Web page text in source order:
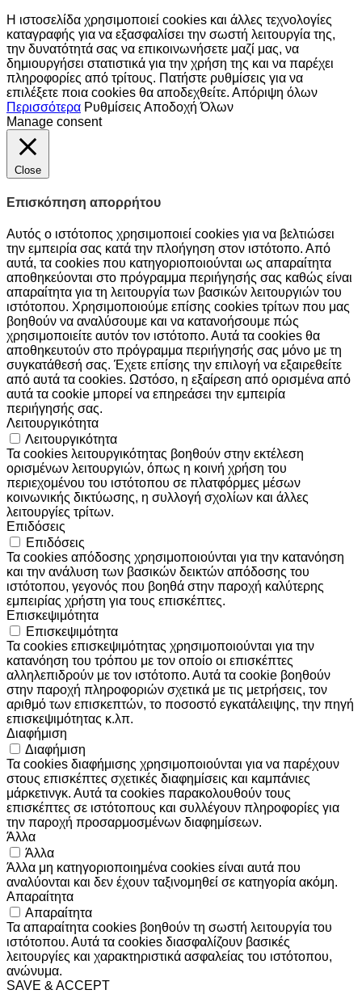
Η ιστοσελίδα χρησιμοποιεί cookies και άλλες τεχνολογίες
καταγραφής για να εξασφαλίσει την σωστή λειτουργία της,
την δυνατότητά σας να επικοινωνήσετε μαζί μας, να
δημιουργήσει στατιστικά για την χρήση της και να παρέχει
πληροφορίες από τρίτους. Πατήστε ρυθμίσεις για να
επιλέξετε ποια cookies θα αποδεχθείτε. Απόριψη όλων
Περισσότερα Ρυθμίσεις Αποδοχή Όλων
Manage consent
Close
Επισκόπηση απορρήτου
Αυτός ο ιστότοπος χρησιμοποιεί cookies για να βελτιώσει
την εμπειρία σας κατά την πλοήγηση στον ιστότοπο. Από
αυτά, τα cookies που κατηγοριοποιούνται ως απαραίτητα
αποθηκεύονται στο πρόγραμμα περιήγησής σας καθώς είναι
απαραίτητα για τη λειτουργία των βασικών λειτουργιών του
ιστότοπου. Χρησιμοποιούμε επίσης cookies τρίτων που μας
βοηθούν να αναλύσουμε και να κατανοήσουμε πώς
χρησιμοποιείτε αυτόν τον ιστότοπο. Αυτά τα cookies θα
αποθηκευτούν στο πρόγραμμα περιήγησής σας μόνο με τη
συγκατάθεσή σας. Έχετε επίσης την επιλογή να εξαιρεθείτε
από αυτά τα cookies. Ωστόσο, η εξαίρεση από ορισμένα από
αυτά τα cookie μπορεί να επηρεάσει την εμπειρία
περιήγησής σας.
Λειτουργικότητα
Λειτουργικότητα
Τα cookies λειτουργικότητας βοηθούν στην εκτέλεση
ορισμένων λειτουργιών, όπως η κοινή χρήση του
περιεχομένου του ιστότοπου σε πλατφόρμες μέσων
κοινωνικής δικτύωσης, η συλλογή σχολίων και άλλες
λειτουργίες τρίτων.
Επιδόσεις
Επιδόσεις
Τα cookies απόδοσης χρησιμοποιούνται για την κατανόηση
και την ανάλυση των βασικών δεικτών απόδοσης του
ιστότοπου, γεγονός που βοηθά στην παροχή καλύτερης
εμπειρίας χρήστη για τους επισκέπτες.
Επισκεψιμότητα
Επισκεψιμότητα
Τα cookies επισκεψιμότητας χρησιμοποιούνται για την
κατανόηση του τρόπου με τον οποίο οι επισκέπτες
αλληλεπιδρούν με τον ιστότοπο. Αυτά τα cookie βοηθούν
στην παροχή πληροφοριών σχετικά με τις μετρήσεις, τον
αριθμό των επισκεπτών, το ποσοστό εγκατάλειψης, την πηγή
επισκεψιμότητας κ.λπ.
Διαφήμιση
Διαφήμιση
Τα cookies διαφήμισης χρησιμοποιούνται για να παρέχουν
στους επισκέπτες σχετικές διαφημίσεις και καμπάνιες
μάρκετινγκ. Αυτά τα cookies παρακολουθούν τους
επισκέπτες σε ιστότοπους και συλλέγουν πληροφορίες για
την παροχή προσαρμοσμένων διαφημίσεων.
Άλλα
Άλλα
Άλλα μη κατηγοριοποιημένα cookies είναι αυτά που
αναλύονται και δεν έχουν ταξινομηθεί σε κατηγορία ακόμη.
Απαραίτητα
Απαραίτητα
Τα απαραίτητα cookies βοηθούν τη σωστή λειτουργία του
ιστότοπου. Αυτά τα cookies διασφαλίζουν βασικές
λειτουργίες και χαρακτηριστικά ασφαλείας του ιστότοπου,
ανώνυμα.
SAVE & ACCEPT